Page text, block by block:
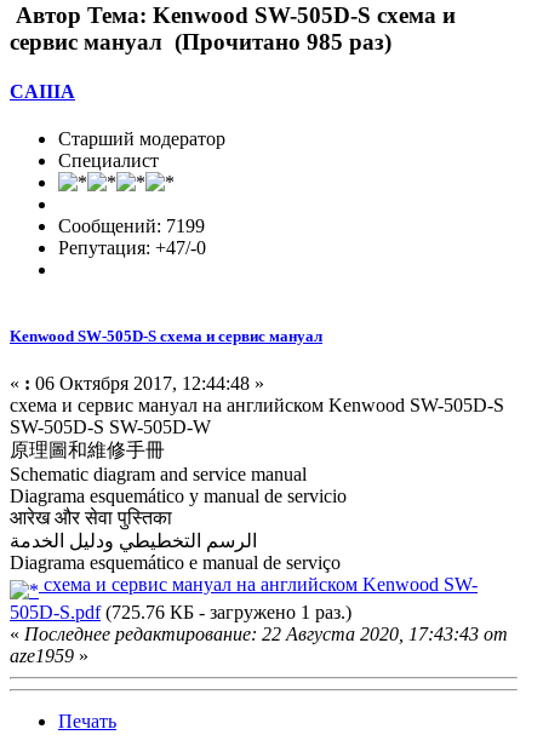
Автор Тема: Kenwood SW-505D-S схема и
сервис мануал (Прочитано 985 раз)
CAIIIA
Старший модератор
Специалист
Сообщений: 7199
Репутация: +47/-0
Kenwood SW-505D-S схема и сервис мануал
« : 06 Октября 2017, 12:44:48 »
схема и сервис мануал на английском Kenwood SW-505D-S
SW-505D-S SW-505D-W
原理圖和維修手冊
Schematic diagram and service manual
Diagrama esquemático y manual de servicio
आरेख और सेवा पुस्तिका
الرسم التخطيطي ودليل الخدمة
Diagrama esquemático e manual de serviço
схема и сервис мануал на английском Kenwood SW-
505D-S.pdf(725.76 КБ - загружено 1 раз.)
« Последнее редактирование: 22 Августа 2020, 17:43:43 от
aze1959 »
Печать